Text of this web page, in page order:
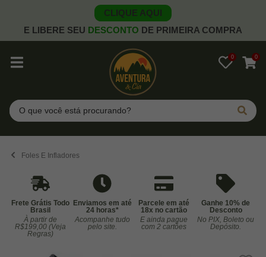
CLIQUE AQUI
E LIBERE SEU DESCONTO DE PRIMEIRA COMPRA
0 0
Pesquisar
Foles E Infladores
Frete Grátis Todo
Brasil
À partir de
R$199,00 (Veja
Regras)
Enviamos em até
24 horas*
Acompanhe tudo
pelo site.
Parcele em até
18x no cartão
E ainda pague
com 2 cartões
Ganhe 10% de
Desconto
No PIX, Boleto ou
Depósito.